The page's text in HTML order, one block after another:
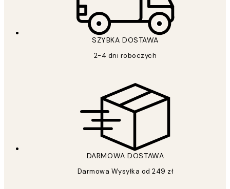
SZYBKA DOSTAWA
2-4 dni roboczych
DARMOWA DOSTAWA
Darmowa Wysyłka od 249 zł